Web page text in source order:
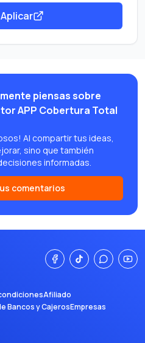
Aplicar
piensas sobre
APP Cobertura Total
Al compartir tus ideas,
sino que también
informadas.
comentarios
Afiliado
Bancos y CajerosEmpresas